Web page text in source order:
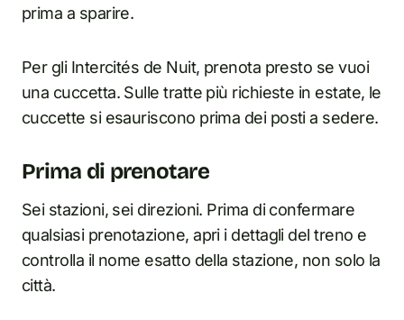
prima a sparire.
Per gli Intercités de Nuit, prenota presto se vuoi
una cuccetta. Sulle tratte più richieste in estate, le
cuccette si esauriscono prima dei posti a sedere.
Prima di prenotare
Sei stazioni, sei direzioni. Prima di confermare
qualsiasi prenotazione, apri i dettagli del treno e
controlla il nome esatto della stazione, non solo la
città.